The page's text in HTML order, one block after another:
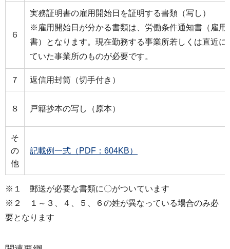
６
実務証明書の雇用開始日を証明する書類（写し）
※雇用開始日が分かる書類は、労働条件通知書（雇用
書）となります。現在勤務する事業所若しくは直近に
ていた事業所のものが必要です。
７ 返信用封筒（切手付き）
８ 戸籍抄本の写し（原本）
そ
の
他
記載例一式（PDF：604KB）
※１ 郵送が必要な書類に〇がついています
※２ １～３、４、５、６の姓が異なっている場合のみ必
要となります